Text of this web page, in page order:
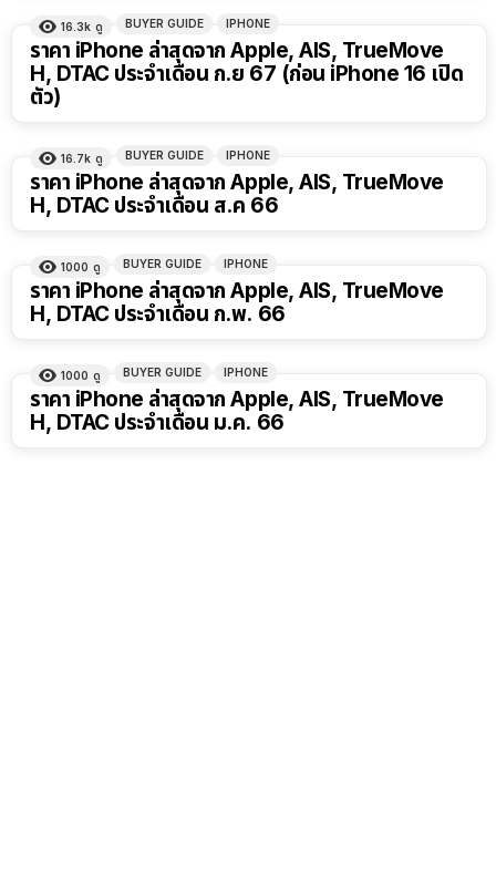
16.3k ดู BUYER GUIDE IPHONE
ราคา iPhone ล่าสุดจาก Apple, AIS, TrueMove
H, DTAC ประจำเดือน ก.ย 67 (ก่อน iPhone 16 เปิด
ตัว)
16.7k ดู BUYER GUIDE IPHONE
ราคา iPhone ล่าสุดจาก Apple, AIS, TrueMove
H, DTAC ประจำเดือน ส.ค 66
1000 ดู BUYER GUIDE IPHONE
ราคา iPhone ล่าสุดจาก Apple, AIS, TrueMove
H, DTAC ประจำเดือน ก.พ. 66
1000 ดู BUYER GUIDE IPHONE
ราคา iPhone ล่าสุดจาก Apple, AIS, TrueMove
H, DTAC ประจำเดือน ม.ค. 66